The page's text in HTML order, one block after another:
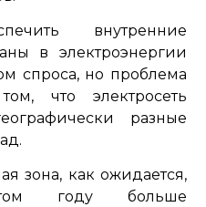
внутренние
в электроэнергии
спроса, но проблема
что электросеть
разные
зона, как ожидается,
году больше